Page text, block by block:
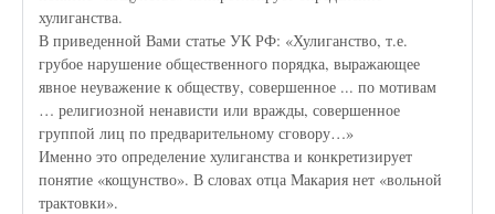
хулиганства.
В приведенной Вами статье УК РФ: «Хулиганство, т.е.
грубое нарушение общественного порядка, выражающее
явное неуважение к обществу, совершенное ... по мотивам
… религиозной ненависти или вражды, совершенное
группой лиц по предварительному сговору…»
Именно это определение хулиганства и конкретизирует
понятие «кощунство». В словах отца Макария нет «вольной
трактовки».